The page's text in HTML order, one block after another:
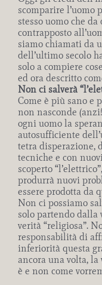
scomparire l’uomo
stesso uomo che
contrapposto
siamo chiamati da
dell’ultimo secolo
solo a compiere
ed ora descritto
Non ci salverà
Come è più sano e
non nasconde
ogni uomo la
autosufficiente
tetra disperazione,
tecniche e con
scoperto
produrrà nuovi
essere prodotta da
Non ci possiamo
solo partendo dalla
verità “religiosa”.
responsabilità di
inferiorità questa
ancora una volta, la
è e non come